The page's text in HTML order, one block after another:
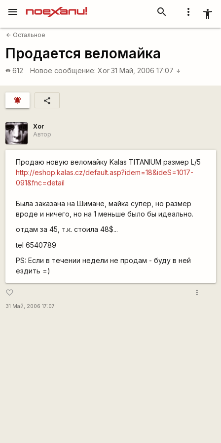
more_vert accessibility_new
search
menu
arrow_back Остальное
Продается веломайка
visibility 612 Новое сообщение: Xor 31 Май, 2006 17:07 arrow_downward
notifications_active share
Xor
Автор
Продаю новую веломайку Kalas TITANIUM размер L/5
http://eshop.kalas.cz/default.asp?idem=18&ideS=1017-
091&fnc=detail
Была заказана на Шимане, майка супер, но размер
вроде и ничего, но на 1 меньше было бы идеально.
отдам за 45, т.к. стоила 48$...
tel 6540789
PS: Если в течении недели не продам - буду в ней
ездить =)
favorite_border
31 Май, 2006 17:07
more_vert